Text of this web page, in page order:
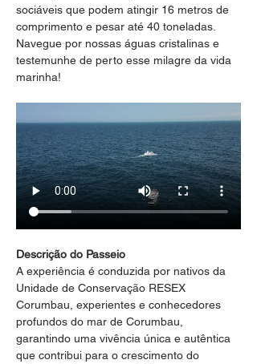
sociáveis que podem atingir 16 metros de
comprimento e pesar até 40 toneladas.
Navegue por nossas águas cristalinas e
testemunhe de perto esse milagre da vida
marinha!
Descrição do Passeio
A experiência é conduzida por nativos da
Unidade de Conservação RESEX
Corumbau, experientes e conhecedores
profundos do mar de Corumbau,
garantindo uma vivência única e autêntica
que contribui para o crescimento do